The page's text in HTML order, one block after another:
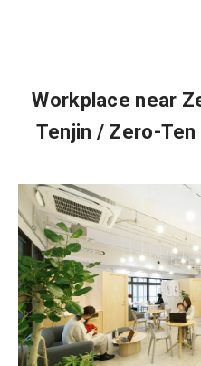
Workplace near
Tenjin / Zero-Ten